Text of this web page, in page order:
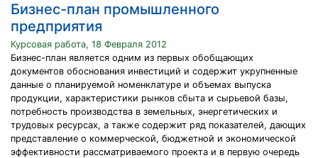
Бизнес-план промышленного
предприятия
Курсовая работа, 18 Февраля 2012
Бизнес-план является одним из первых обобщающих
документов обоснования инвестиций и содержит укрупненные
данные о планируемой номенклатуре и объемах выпуска
продукции, характеристики рынков сбыта и сырьевой базы,
потребность производства в земельных, энергетических и
трудовых ресурсах, а также содержит ряд показателей, дающих
представление о коммерческой, бюджетной и экономической
эффективности рассматриваемого проекта и в первую очередь